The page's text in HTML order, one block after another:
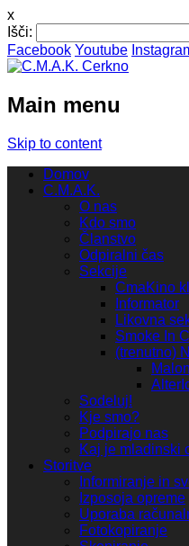
x
Išči:
Facebook Youtube
Main menu
Skip to content
Domov
C.M.A.K.
O nas
Kdo smo
Članstvo
Odpiralni čas
Sekcije
CmaKino
Informator
Likovna
Smoke In
(trenutno)
Sodeluj!
Kje smo?
Podpirajo nas
Kaj je mladinski
Storitve
Informiranje in
Izposoja opreme
Uporaba
Fotokopiranje